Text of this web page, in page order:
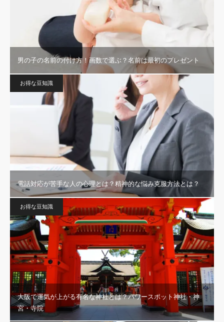
男の子の名前の付け方！画数で選ぶ？名前は最初のプレゼント
お得な豆知識
電話対応が苦手な人の心理とは？精神的な悩み克服方法とは？
お得な豆知識
大阪で運気が上がる有名な神社とは？パワースポット神社・神
宮・寺院